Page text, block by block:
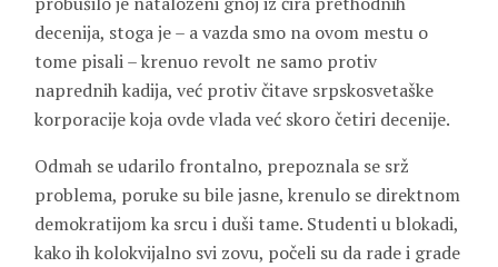
decenija, stoga je – a vazda smo na ovom mestu o
tome pisali – krenuo revolt ne samo protiv
naprednih kadija, već protiv čitave srpskosvetaške
korporacije koja ovde vlada već skoro četiri decenije.
Odmah se udarilo frontalno, prepoznala se srž
problema, poruke su bile jasne, krenulo se direktnom
demokratijom ka srcu i duši tame. Studenti u blokadi,
kako ih kolokvijalno svi zovu, počeli su da rade i grade